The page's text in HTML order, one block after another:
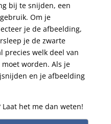
bij te snijden, een
Om je
je de afbeelding,
je de zwarte
precies welk deel van
worden. Als je
en je afbeelding
het me dan weten!